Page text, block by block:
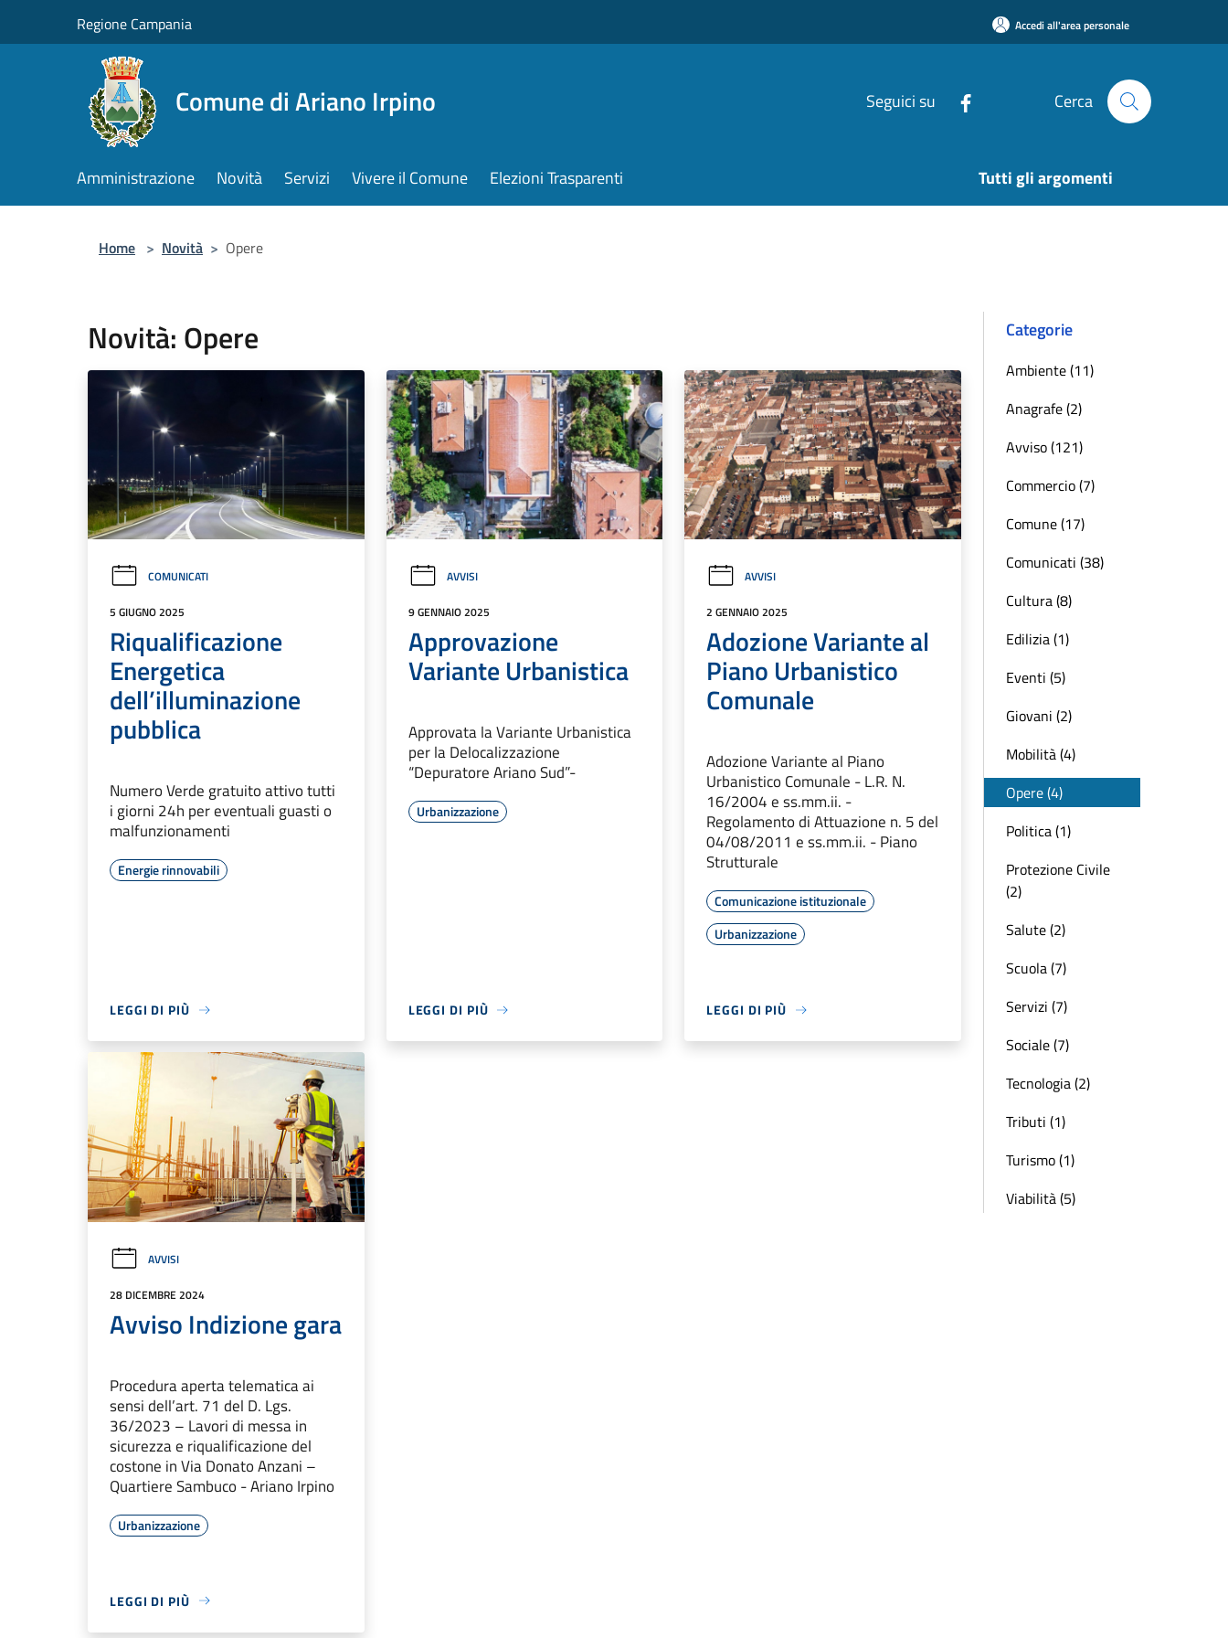
Regione Campania Accedi all'area personale
Comune di Ariano Irpino Seguici su Cerca
Amministrazione Novità Servizi Vivere il Comune Elezioni Trasparenti Tutti gli argomenti
Home > Novità > Opere
Novità: Opere
COMUNICATI
5 GIUGNO 2025
Riqualificazione
Energetica
dell’illuminazione
pubblica
Numero Verde gratuito attivo tutti
i giorni 24h per eventuali guasti o
malfunzionamenti
Energie rinnovabili
LEGGI DI PIÙ
AVVISI
9 GENNAIO 2025
Approvazione
Variante Urbanistica
Approvata la Variante Urbanistica
per la Delocalizzazione
“Depuratore Ariano Sud”-
Urbanizzazione
LEGGI DI PIÙ
AVVISI
2 GENNAIO 2025
Adozione Variante al
Piano Urbanistico
Comunale
Adozione Variante al Piano
Urbanistico Comunale - L.R. N.
16/2004 e ss.mm.ii. -
Regolamento di Attuazione n. 5 del
04/08/2011 e ss.mm.ii. - Piano
Strutturale
Comunicazione istituzionale
Urbanizzazione
LEGGI DI PIÙ
AVVISI
28 DICEMBRE 2024
Avviso Indizione gara
Procedura aperta telematica ai
sensi dell’art. 71 del D. Lgs.
36/2023 – Lavori di messa in
sicurezza e riqualificazione del
costone in Via Donato Anzani –
Quartiere Sambuco - Ariano Irpino
Urbanizzazione
LEGGI DI PIÙ
Categorie
Ambiente (11)
Anagrafe (2)
Avviso (121)
Commercio (7)
Comune (17)
Comunicati (38)
Cultura (8)
Edilizia (1)
Eventi (5)
Giovani (2)
Mobilità (4)
Opere (4)
Politica (1)
Protezione Civile
(2)
Salute (2)
Scuola (7)
Servizi (7)
Sociale (7)
Tecnologia (2)
Tributi (1)
Turismo (1)
Viabilità (5)